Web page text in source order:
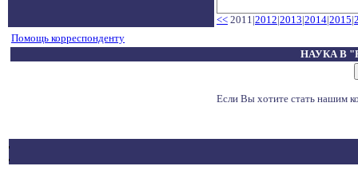
<< 2011|2012|2013|2014|2015|
Помощь корреспонденту
НАУКА В
Если Вы хотите стать нашим